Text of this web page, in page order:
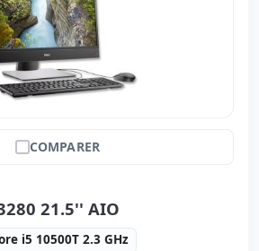
COMPARER
21.5'' AIO
i5 10500T 2.3 GHz